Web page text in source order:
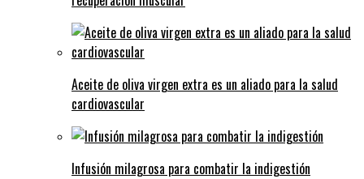
Aceite de oliva virgen extra es un aliado para la salud
cardiovascular
Infusión milagrosa para combatir la indigestión